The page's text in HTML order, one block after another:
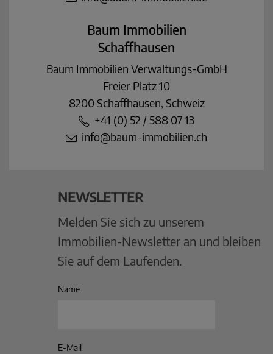
Baum Immobilien
Schaffhausen
Baum Immobilien Verwaltungs-GmbH
Freier Platz 10
8200 Schaffhausen, Schweiz
+41 (0) 52 / 588 07 13
info@baum-immobilien.ch
NEWSLETTER
Melden Sie sich zu unserem
Immobilien-Newsletter an und bleiben
Sie auf dem Laufenden.
Name
E-Mail